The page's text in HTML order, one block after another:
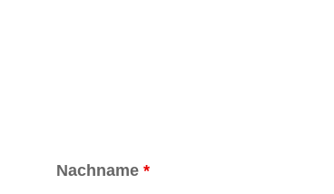
Nachname *